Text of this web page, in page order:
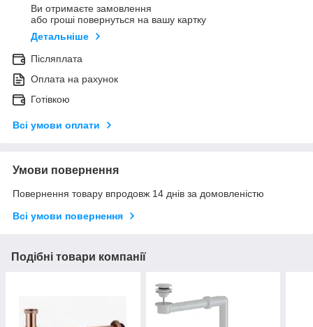
Ви отримаєте замовлення
або гроші повернуться на вашу картку
Детальніше
Післяплата
Оплата на рахунок
Готівкою
Всі умови оплати
Умови повернення
Повернення товару впродовж 14 днів за домовленістю
Всі умови повернення
Подібні товари компанії